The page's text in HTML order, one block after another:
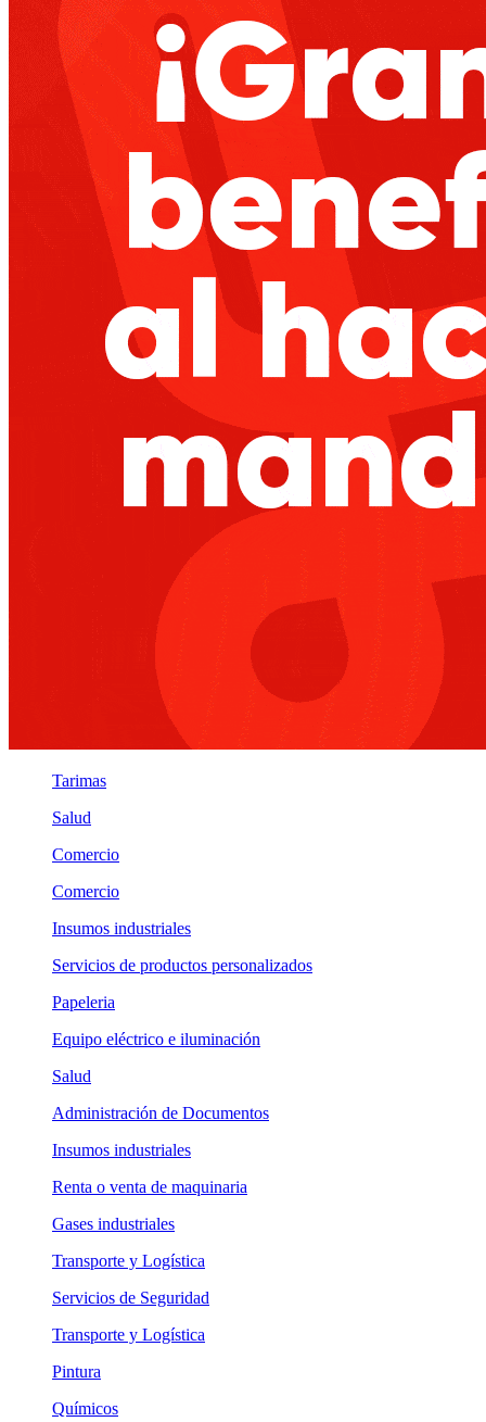
Tarimas
Salud
Comercio
Comercio
Insumos industriales
Servicios de productos personalizados
Papeleria
Equipo eléctrico e iluminación
Salud
Administración de Documentos
Insumos industriales
Renta o venta de maquinaria
Gases industriales
Transporte y Logística
Servicios de Seguridad
Transporte y Logística
Pintura
Químicos